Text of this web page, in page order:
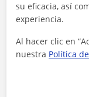
su eficacia, así
experiencia.
Al hacer clic en
nuestra Política